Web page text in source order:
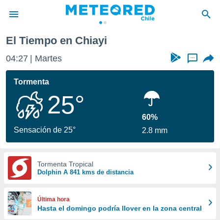
de
por
se
calidad.
a este
las
y
forma
digital
basada
El Tiempo en Chiayi
04:27 Martes ...
Tormenta
25°
Sensación de 25°
60%
2.8 mm
Tormenta Tropical
Dolphin A 841 kms de distancia
Última hora
Hasta el domingo podría llover en la zona central